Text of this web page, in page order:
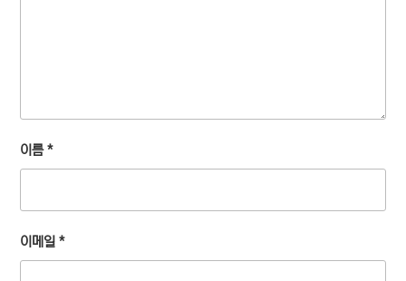
이름*
이메일*